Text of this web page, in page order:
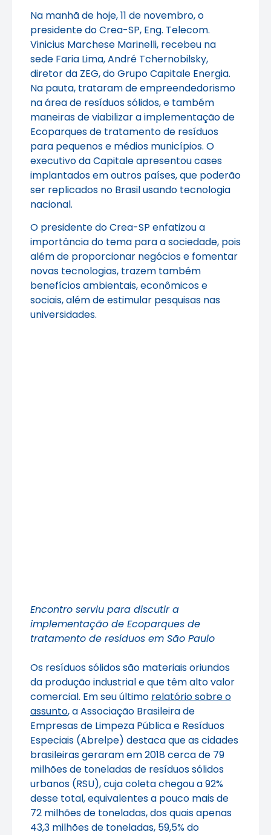
Na manhã de hoje, 11 de novembro, o
presidente do Crea-SP, Eng. Telecom.
Vinicius Marchese Marinelli, recebeu na
sede Faria Lima, André Tchernobilsky,
diretor da ZEG, do Grupo Capitale Energia.
Na pauta, trataram de empreendedorismo
na área de resíduos sólidos, e também
maneiras de viabilizar a implementação de
Ecoparques de tratamento de resíduos
para pequenos e médios municípios. O
executivo da Capitale apresentou cases
implantados em outros países, que poderão
ser replicados no Brasil usando tecnologia
nacional.
O presidente do Crea-SP enfatizou a
importância do tema para a sociedade, pois
além de proporcionar negócios e fomentar
novas tecnologias, trazem também
benefícios ambientais, econômicos e
sociais, além de estimular pesquisas nas
universidades.
Encontro serviu para discutir a
implementação de Ecoparques de
tratamento de resíduos em São Paulo
Os resíduos sólidos são materiais oriundos
da produção industrial e que têm alto valor
comercial. Em seu último relatório sobre o
assunto, a Associação Brasileira de
Empresas de Limpeza Pública e Resíduos
Especiais (Abrelpe) destaca que as cidades
brasileiras geraram em 2018 cerca de 79
milhões de toneladas de resíduos sólidos
urbanos (RSU), cuja coleta chegou a 92%
desse total, equivalentes a pouco mais de
72 milhões de toneladas, dos quais apenas
43,3 milhões de toneladas, 59,5% do